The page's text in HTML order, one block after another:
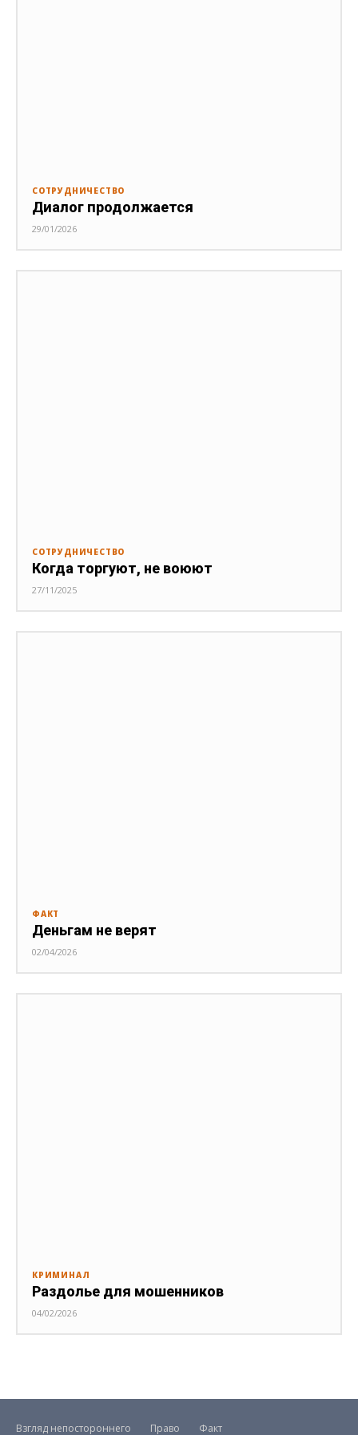
СОТРУДНИЧЕСТВО
Диалог продолжается
29/01/2026
СОТРУДНИЧЕСТВО
Когда торгуют, не воюют
27/11/2025
ФАКТ
Деньгам не верят
02/04/2026
КРИМИНАЛ
Раздолье для мошенников
04/02/2026
Взгляд непостороннего Право Факт